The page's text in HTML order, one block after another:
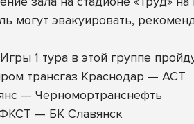
могут эвакуировать,
Игры 1 тура в этой группе
трансгаз Краснодар — АСТ
— Черномортранснефть
— БК Славянск